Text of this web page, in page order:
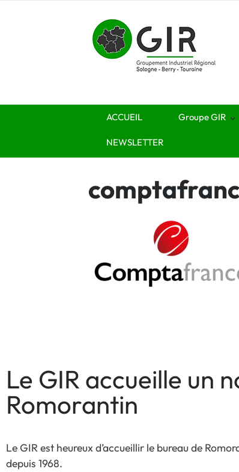
ACCUEIL Groupe GIR
NEWSLETTER
Le GIR accueille un
Romorantin
Le GIR est heureux d’accueillir le bureau de
depuis 1968.